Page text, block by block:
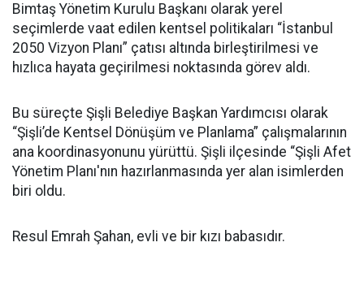
Bimtaş Yönetim Kurulu Başkanı olarak yerel
seçimlerde vaat edilen kentsel politikaları “İstanbul
2050 Vizyon Planı” çatısı altında birleştirilmesi ve
hızlıca hayata geçirilmesi noktasında görev aldı.
Bu süreçte Şişli Belediye Başkan Yardımcısı olarak
“Şişli’de Kentsel Dönüşüm ve Planlama” çalışmalarının
ana koordinasyonunu yürüttü. Şişli ilçesinde “Şişli Afet
Yönetim Planı'nın hazırlanmasında yer alan isimlerden
biri oldu.
Resul Emrah Şahan, evli ve bir kızı babasıdır.